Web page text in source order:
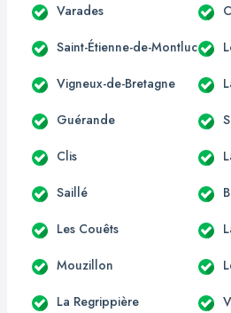
Varades
Saint-Étienne-de-Montluc
Vigneux-de-Bretagne
Guérande
Clis
Saillé
Les Couêts
Mouzillon
La Regrippière